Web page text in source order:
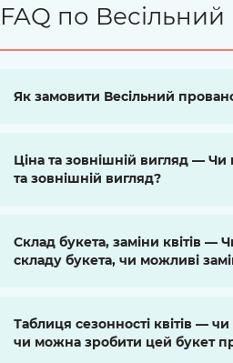
FAQ по
Як замовити Весільний
Ціна та зовнішній вигляд —
та зовнішній вигляд?
Склад букета, заміни квітів —
складу букета, чи можливі
Таблиця сезонності квітів — чи
чи можна зробити цей букет